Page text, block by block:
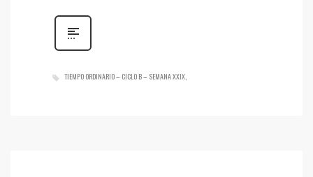
TIEMPO ORDINARIO – CICLO B – SEMANA XXIX